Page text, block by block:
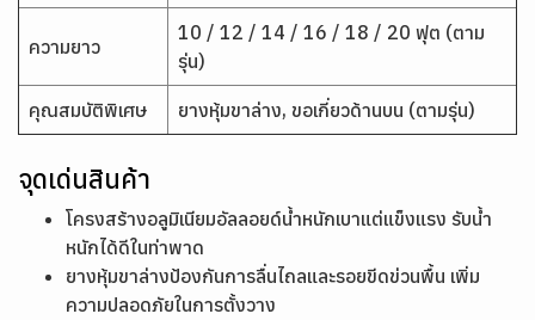
ความยาว
10 / 12 / 14 / 16 / 18 / 20 ฟุต (ตาม
รุ่น)
คุณสมบัติพิเศษ ยางหุ้มขาล่าง, ขอเกี่ยวด้านบน (ตามรุ่น)
จุดเด่นสินค้า
โครงสร้างอลูมิเนียมอัลลอยด์น้ำหนักเบาแต่แข็งแรง รับน้ำ
หนักได้ดีในท่าพาด
ยางหุ้มขาล่างป้องกันการลื่นไถลและรอยขีดข่วนพื้น เพิ่ม
ความปลอดภัยในการตั้งวาง